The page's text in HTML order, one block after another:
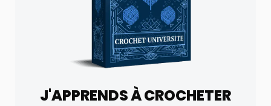
J'APPRENDS À CROCHETER